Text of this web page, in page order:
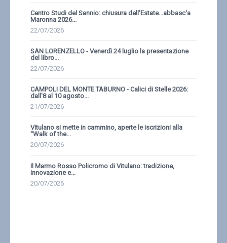
Centro Studi del Sannio: chiusura dell'Estate...abbasc'a
Maronna 2026...
22/07/2026
SAN LORENZELLO - Venerdì 24 luglio la presentazione
del libro...
22/07/2026
CAMPOLI DEL MONTE TABURNO - Calici di Stelle 2026:
dall'8 al 10 agosto...
21/07/2026
Vitulano si mette in cammino, aperte le iscrizioni alla
''Walk of the...
20/07/2026
Il Marmo Rosso Policromo di Vitulano: tradizione,
innovazione e...
20/07/2026